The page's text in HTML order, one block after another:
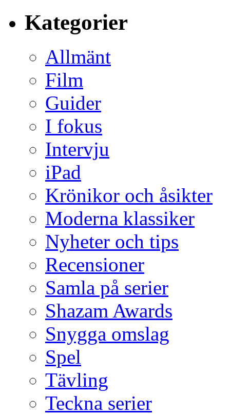
Kategorier
Allmänt
Film
Guider
I fokus
Intervju
iPad
Krönikor och åsikter
Moderna klassiker
Nyheter och tips
Recensioner
Samla på serier
Shazam Awards
Snygga omslag
Spel
Tävling
Teckna serier